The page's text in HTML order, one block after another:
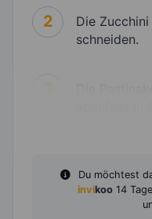
2
Die
schneiden.
Du möchtest
invikoo 14